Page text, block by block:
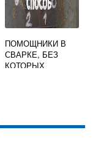
ПОМОЩНИКИ В
СВАРКЕ, БЕЗ
КОТОРЫХ